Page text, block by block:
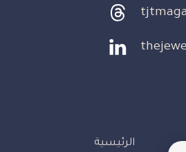
الرئيسية